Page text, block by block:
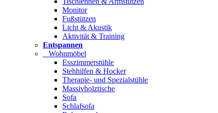
Monitor
Fußstützen
Licht & Akustik
Aktivität & Training
Entspannen
Wohnmöbel
Esszimmerstühle
Stehhilfen & Hocker
Therapie- und Spezialstühle
Massivholztische
Sofa
Schlafsofa